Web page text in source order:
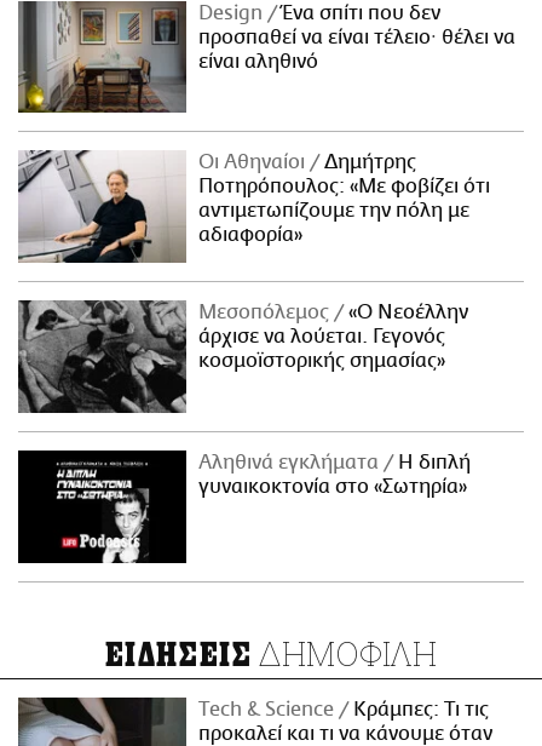
Design
Ένα σπίτι που δεν
προσπαθεί να είναι τέλειο· θέλει να
είναι αληθινό
Οι Αθηναίοι
Δημήτρης
Ποτηρόπουλος: «Με φοβίζει ότι
αντιμετωπίζουμε την πόλη με
αδιαφορία»
Μεσοπόλεμος
«Ο Νεοέλλην
άρχισε να λούεται. Γεγονός
κοσμοϊστορικής σημασίας»
Αληθινά εγκλήματα
Η διπλή
γυναικοκτονία στο «Σωτηρία»
ΕΙΔΗΣΕΙΣ ΔΗΜΟΦΙΛΗ
Τech & Science
Κράμπες: Τι τις
προκαλεί και τι να κάνουμε όταν